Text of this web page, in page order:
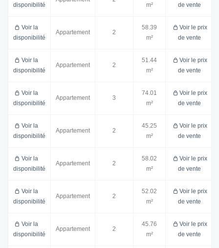
disponibilité
m²
de vente
Voir la
disponibilité
Appartement 2
58.39
m²
Voir le prix
de vente
Voir la
disponibilité
Appartement 2
51.44
m²
Voir le prix
de vente
Voir la
disponibilité
Appartement 3
74.01
m²
Voir le prix
de vente
Voir la
disponibilité
Appartement 2
45.25
m²
Voir le prix
de vente
Voir la
disponibilité
Appartement 2
58.02
m²
Voir le prix
de vente
Voir la
disponibilité
Appartement 2
52.02
m²
Voir le prix
de vente
Voir la
disponibilité
Appartement 2
45.76
m²
Voir le prix
de vente